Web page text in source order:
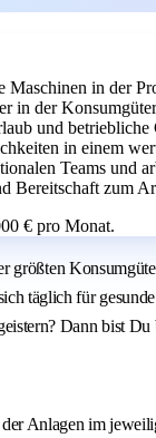
Maschinen in der
in der
und betriebliche
in einem
Teams und
Bereitschaft zum
€ pro Monat.
größten
täglich für
Dann bist
Anlagen im